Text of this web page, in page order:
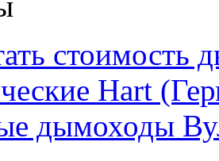
стоимость
Hart
дымоходы